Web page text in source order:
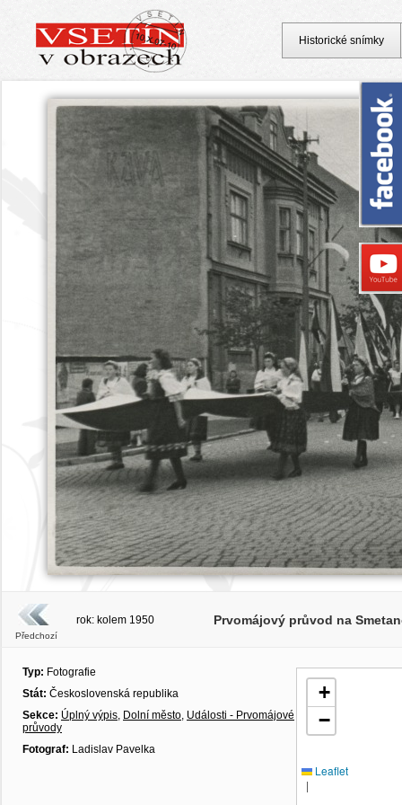
Předchozí
rok: kolem 1950 Prvomájový průvod na
Typ: Fotografie
Stát: Československá republika
Sekce: Úplný výpis, Dolní město, Události - Prvomájové
průvody
Fotograf: Ladislav Pavelka
+
−
Leaflet
|
Historické snímky